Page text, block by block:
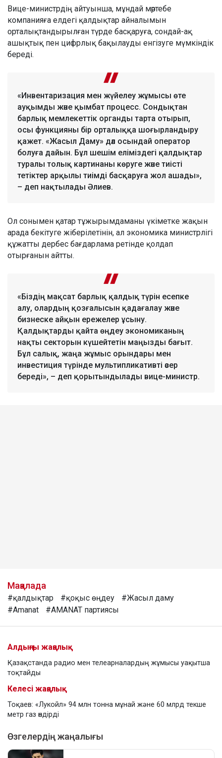
Вице-министрдің айтуынша, мұндай мәртебе
компанияға елдегі қалдықтар айналымын
орталықтандырылған түрде басқаруға, сондай-ақ
ашықтық пен цифрлық бақылауды енгізуге мүмкіндік
береді.
«Инвентаризация мен жүйелеу жұмысы өте
ауқымды және қымбат процесс. Сондықтан
барлық мемлекеттік органды тарта отырып,
осы функцияны бір орталыққа шоғырландыру
қажет. «Жасыл Даму» дәл осындай оператор
болуға дайын. Бұл шешім еліміздегі қалдықтар
туралы толық картинаны көруге және тиісті
тетіктер арқылы тиімді басқаруға жол ашады»,
– деп нақтылады Әлиев.
Ол сонымен қатар тұжырымдаманы үкіметке жақын
арада бекітуге жіберілетінін, ал экономика министрлігі
құжатты дербес бағдарлама ретінде қолдап
отырғанын айтты.
«Біздің мақсат барлық қалдық түрін есепке
алу, олардың қозғалысын қадағалау және
бизнеске айқын ережелер ұсыну.
Қалдықтарды қайта өңдеу экономиканың
нақты секторын күшейтетін маңызды бағыт.
Бұл салық, жаңа жұмыс орындары мен
инвестиция түрінде мультипликативті әсер
береді», – деп қорытындылады вице-министр.
Мақалада
#қалдықтар #қоқыс өңдеу
#Жасыл даму
#Amanat
#AMANAT партиясы
Алдыңғы жаңалық
Қазақстанда радио мен телеарналардың жұмысы уақытша
тоқтайды
Келесі жаңалық
Тоқаев: «Лукойл» 94 млн тонна мұнай және 60 млрд текше
метр газ өндірді